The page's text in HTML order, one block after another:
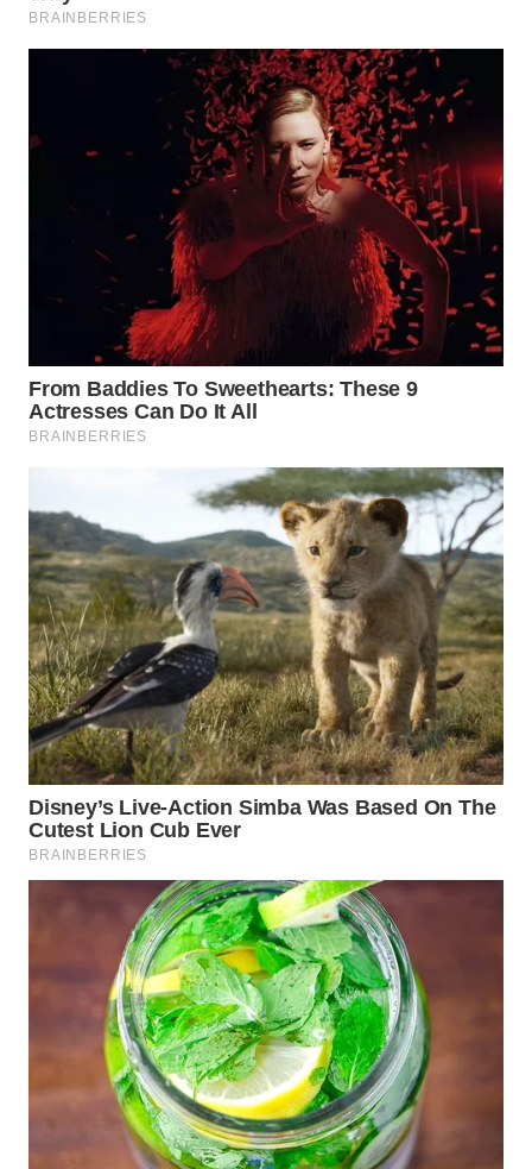
WN
SUMEDANG
CIANJUR
WN
WN
TANGERANG
WN
BINJAI
WN
CIREBON
WN
INDRAMAYU
WN
MAJALENGKA